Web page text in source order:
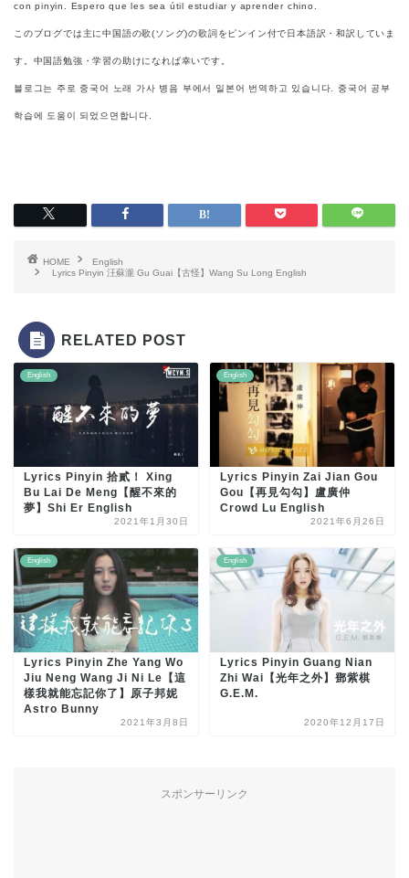
con pinyin. Espero que les sea útil estudiar y aprender chino.
このブログでは主に中国語の歌(ソング)の歌詞をピンイン付で日本語訳・和訳していま
す。中国語勉強・学習の助けになれば幸いです。
블로그는 주로 중국어 노래 가사 병음 부에서 일본어 번역하고 있습니다. 중국어 공부
학습에 도움이 되었으면합니다.
HOME
English
Lyrics Pinyin 汪蘇瀧 Gu Guai【古怪】Wang Su Long English
RELATED POST
English
Lyrics Pinyin 拾貳！ Xing
Bu Lai De Meng【醒不來的
夢】Shi Er English
2021年1月30日
English
Lyrics Pinyin Zai Jian Gou
Gou【再見勾勾】盧廣仲
Crowd Lu English
2021年6月26日
English
Lyrics Pinyin Zhe Yang Wo
Jiu Neng Wang Ji Ni Le【這
樣我就能忘記你了】原子邦妮
Astro Bunny
2021年3月8日
English
Lyrics Pinyin Guang Nian
Zhi Wai【光年之外】鄧紫棋
G.E.M.
2020年12月17日
スポンサーリンク